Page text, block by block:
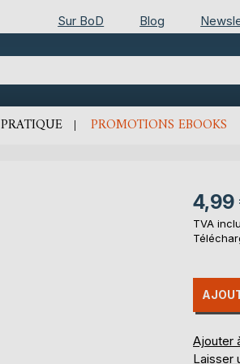
Sur BoD Blog
PRATIQUE PROMOTIONS EBOOKS
4,99
TVA
Ajouter
Laisser